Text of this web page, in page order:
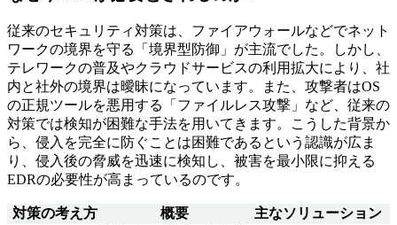
従来のセキュリティ対策は、ファイアウォールなどでネット
ワークの境界を守る「境界型防御」が主流でした。しかし、
テレワークの普及やクラウドサービスの利用拡大により、社
内と社外の境界は曖昧になっています。また、攻撃者はOS
の正規ツールを悪用する「ファイルレス攻撃」など、従来の
対策では検知が困難な手法を用いてきます。こうした背景か
ら、侵入を完全に防ぐことは困難であるという認識が広ま
り、侵入後の脅威を迅速に検知し、被害を最小限に抑える
EDRの必要性が高まっているのです。
対策の考え方 概要 主なソリューション